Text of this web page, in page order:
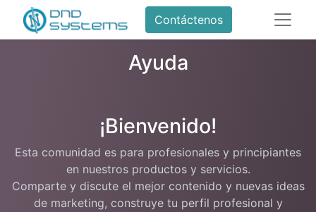
Contáctenos
Ayuda
¡Bienvenido!
Esta comunidad es para profesionales y principiantes
en nuestros productos y servicios.
Comparte y discute el mejor contenido y nuevas ideas
de marketing, construye tu perfil profesional y